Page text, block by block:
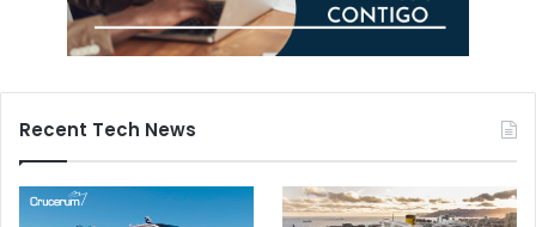
Recent Tech News